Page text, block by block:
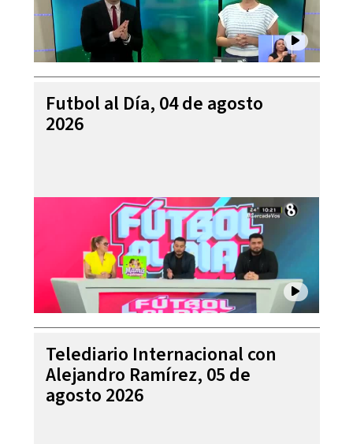
Futbol al Día, 04 de agosto
2026
Telediario Internacional con
Alejandro Ramírez, 05 de
agosto 2026